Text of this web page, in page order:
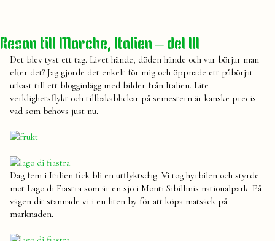
Resan till Marche, Italien – del III
Det blev tyst ett tag. Livet hände, döden hände och var börjar man
efter det? Jag gjorde det enkelt för mig och öppnade ett påbörjat
utkast till ett blogginlägg med bilder från Italien. Lite
verklighetsflykt och tillbakablickar på semestern är kanske precis
vad som behövs just nu.
Dag fem i Italien fick bli en utflyktsdag. Vi tog hyrbilen och styrde
mot Lago di Fiastra som är en sjö i Monti Sibillinis nationalpark. På
vägen dit stannade vi i en liten by för att köpa matsäck på
marknaden.